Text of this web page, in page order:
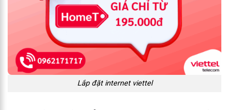
Lắp đặt internet viettel